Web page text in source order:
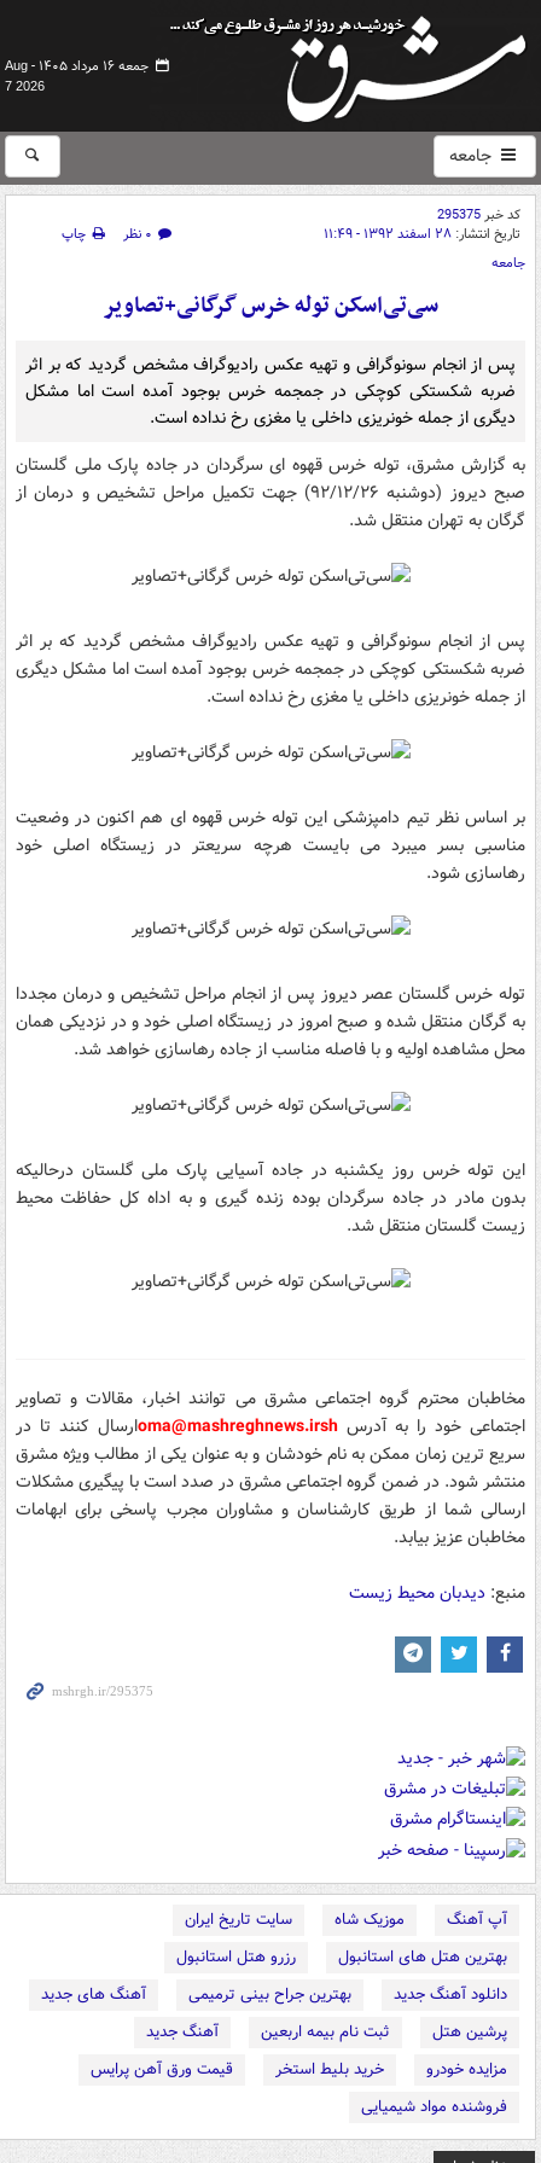
جمعه ۱۶ مرداد ۱۴۰۵ -
Aug
7 2026
جامعه
کد خبر295375
تاریخ انتشار: ۲۸ اسفند ۱۳۹۲ - ۱۱:۴۹ ۰ نظر
چاپ
جامعه
سی‌تی‌اسکن توله خرس گرگانی+تصاویر
پس از انجام سونوگرافی و تهیه عکس رادیوگراف مشخص گردید که بر اثر
ضربه شکستکی کوچکی در جمجمه خرس بوجود آمده است اما مشکل
دیگری از جمله خونریزی داخلی یا مغزی رخ نداده است.
به گزارش مشرق، توله خرس قهوه ای سرگردان در جاده پارک ملی گلستان
صبح دیروز (دوشنبه ۹۲/۱۲/۲۶) جهت تکمیل مراحل تشخیص و درمان از
گرگان به تهران منتقل شد.
پس از انجام سونوگرافی و تهیه عکس رادیوگراف مشخص گردید که بر اثر
ضربه شکستکی کوچکی در جمجمه خرس بوجود آمده است اما مشکل دیگری
از جمله خونریزی داخلی یا مغزی رخ نداده است.
بر اساس نظر تیم دامپزشکی این توله خرس قهوه ای هم اکنون در وضعیت
مناسبی بسر میبرد می بایست هرچه سریعتر در زیستگاه اصلی خود
رهاسازی شود.
توله خرس گلستان عصر دیروز پس از انجام مراحل تشخیص و درمان مجددا
به گرگان منتقل شده و صبح امروز در زیستگاه اصلی خود و در نزدیکی همان
محل مشاهده اولیه و با فاصله مناسب از جاده رهاسازی خواهد شد.
این توله خرس روز یکشنبه در جاده آسیایی پارک ملی گلستان درحالیکه
بدون مادر در جاده سرگردان بوده زنده گیری و به اداه کل حفاظت محیط
زیست گلستان منتقل شد.
مخاطبان محترم گروه اجتماعی مشرق می توانند اخبار، مقالات و تصاویر
اجتماعی خود را به آدرسsh
oma@mashreghnews.irارسال کنند تا در
سریع ترین زمان ممکن به نام خودشان و به عنوان یکی از مطالب ویژه مشرق
منتشر شود. در ضمن گروه اجتماعی مشرق در صدد است با پیگیری مشکلات
ارسالی شما از طریق کارشناسان و مشاوران مجرب پاسخی برای ابهامات
مخاطبان عزیز بیابد.
منبع: دیدبان محیط زیست
آپ آهنگ موزیک شاه
سایت تاریخ ایران
بهترین هتل های استانبول
رزرو هتل استانبول
دانلود آهنگ جدید
بهترین جراح بینی ترمیمی
آهنگ های جدید
پرشین هتل
ثبت نام بیمه اربعین
آهنگ جدید
مزایده خودرو
خرید بلیط استخر
قیمت ورق آهن پرایس
فروشنده مواد شیمیایی